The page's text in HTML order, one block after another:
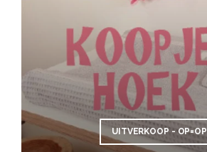
UITVERKOOP - OP=OP